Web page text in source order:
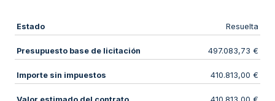
Estado Resuelta
Presupuesto base de licitación 497.083,73 €
Importe sin impuestos 410.813,00 €